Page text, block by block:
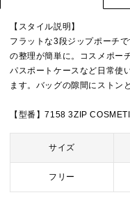
【スタイル説明】
フラットな3段ジップポーチ
の整理が簡単に。コスメポー
パスポートケースなど日常使
ます。バッグの隙間にストン
【型番】7158 3ZIP
サイズ
フリー